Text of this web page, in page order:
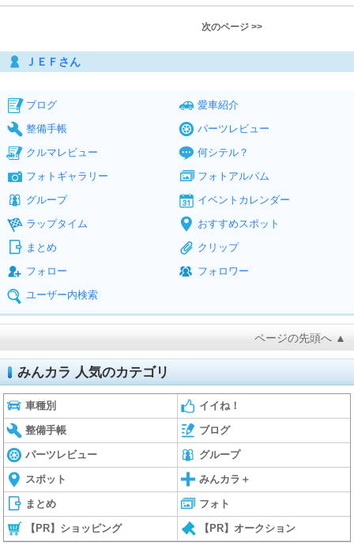
次のページ >>
ＪＥＦさん
ブログ
愛車紹介
整備手帳
パーツレビュー
クルマレビュー
何シテル？
フォトギャラリー
フォトアルバム
グループ
イベントカレンダー
ラップタイム
おすすめスポット
まとめ
クリップ
フォロー
フォロワー
ユーザー内検索
ページの先頭へ ▲
みんカラ 人気のカテゴリ
車種別 イイね！
整備手帳 ブログ
パーツレビュー グループ
スポット みんカラ＋
まとめ フォト
【PR】ショッピング 【PR】オークション